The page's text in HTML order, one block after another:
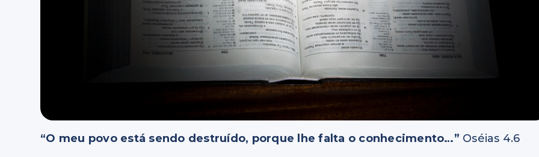
“O meu povo está sendo destruído, porque lhe falta o conhecimento…” Oséias 4.6